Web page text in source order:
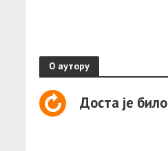
О аутору
Доста је било